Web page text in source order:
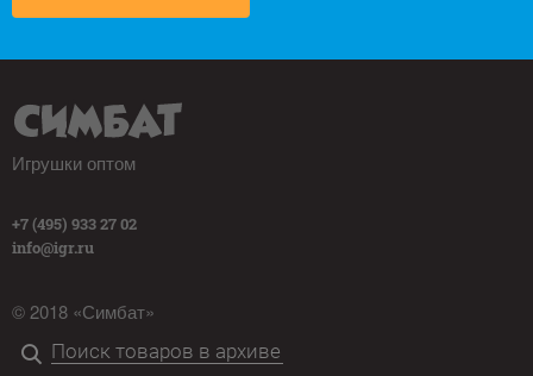
Игрушки оптом
+7 (495) 933 27 02
info@igr.ru
© 2018 «Симбат»